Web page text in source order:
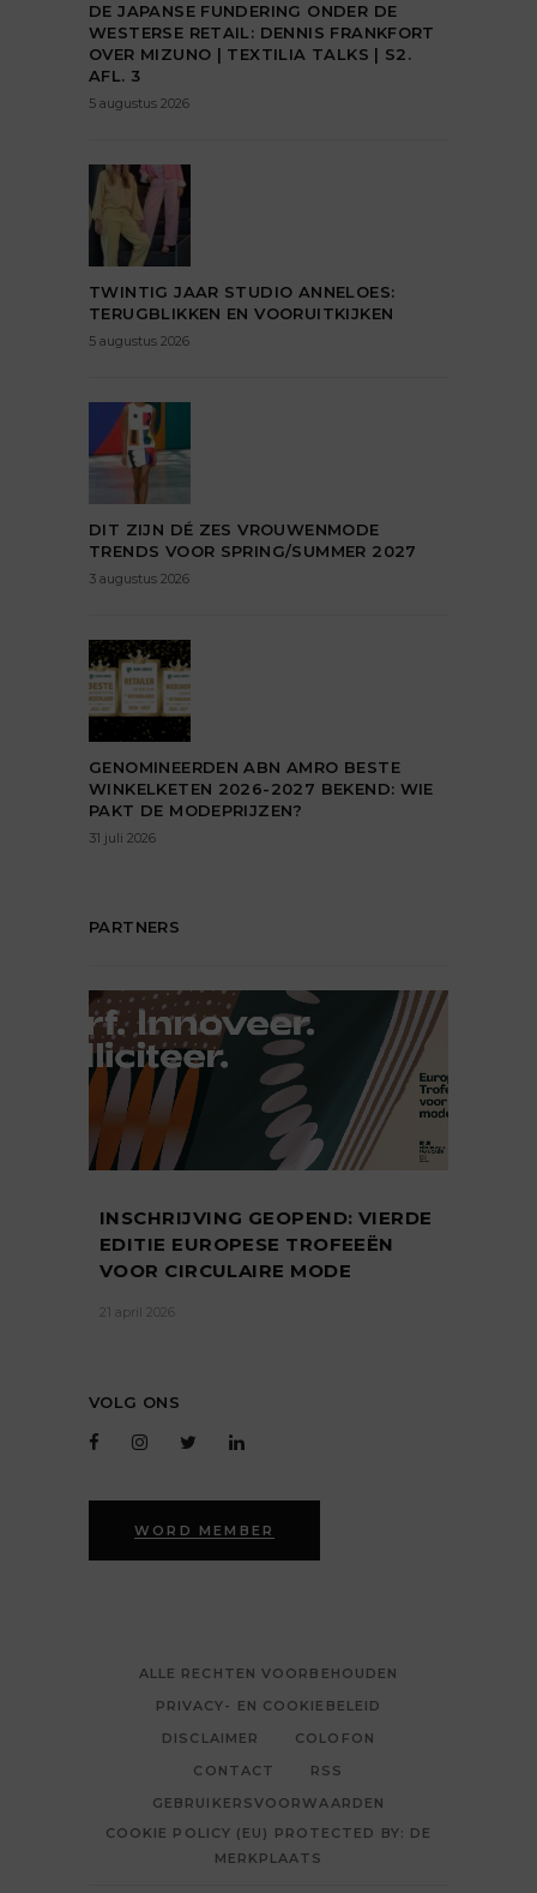
DE JAPANSE FUNDERING ONDER DE
WESTERSE RETAIL: DENNIS FRANKFORT
OVER MIZUNO | TEXTILIA TALKS | S2.
AFL. 3
5 augustus 2026
TWINTIG JAAR STUDIO ANNELOES:
TERUGBLIKKEN EN VOORUITKIJKEN
5 augustus 2026
DIT ZIJN DÉ ZES VROUWENMODE
TRENDS VOOR SPRING/SUMMER 2027
3 augustus 2026
GENOMINEERDEN ABN AMRO BESTE
WINKELKETEN 2026-2027 BEKEND: WIE
PAKT DE MODEPRIJZEN?
31 juli 2026
PARTNERS
INSCHRIJVING GEOPEND: VIERDE
EDITIE EUROPESE TROFEEËN
VOOR CIRCULAIRE MODE
21 april 2026
VOLG ONS
WORD MEMBER
ALLE RECHTEN VOORBEHOUDEN
PRIVACY- EN COOKIEBELEID
DISCLAIMER
COLOFON
CONTACT
RSS
GEBRUIKERSVOORWAARDEN
COOKIE POLICY (EU) PROTECTED BY: DE
MERKPLAATS